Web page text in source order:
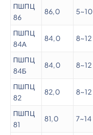
ПШПЦ
86
86,0 5~10
ПШПЦ
84А
84,0 8~12
ПШПЦ
84Б
84,0 8~12
ПШПЦ
82
82,0 8~12
ПШПЦ
81
81,0 7~14